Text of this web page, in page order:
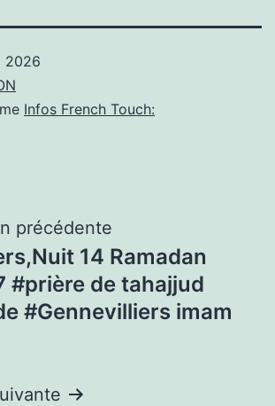
2026
Infos French Touch:
précédente
14 Ramadan
#prière de tahajjud
#Gennevilliers imam